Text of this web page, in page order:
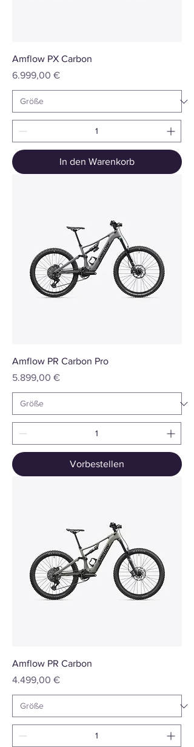
Amflow PX Carbon
Preis
6.999,00 €
In den Warenkorb
Amflow PR Carbon Pro
Preis
5.899,00 €
Vorbestellen
Amflow PR Carbon
Preis
4.499,00 €